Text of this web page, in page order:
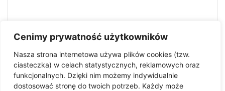
Cenimy prywatność użytkowników
Nasza strona internetowa używa plików cookies (tzw.
ciasteczka) w celach statystycznych, reklamowych oraz
funkcjonalnych. Dzięki nim możemy indywidualnie
dostosować stronę do twoich potrzeb. Każdy może